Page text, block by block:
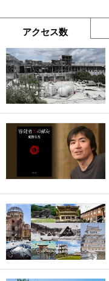
アクセス数